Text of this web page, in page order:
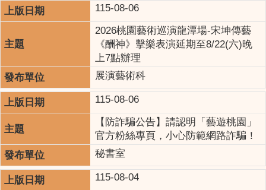
115-08-06
2026桃園藝術巡演龍潭場-宋坤傳藝
《酬神》擊樂表演延期至8/22(六)晚
上7點辦理
展演藝術科
115-08-06
【防詐騙公告】請認明「藝遊桃園」
官方粉絲專頁，小心防範網路詐騙！
秘書室
115-08-04